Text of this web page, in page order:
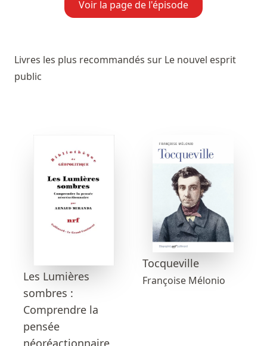
Voir la page de l'épisode
Livres les plus recommandés sur Le nouvel esprit
public
Les Lumières
sombres :
Comprendre la
pensée
néoréactionnaire
Tocqueville
Françoise Mélonio